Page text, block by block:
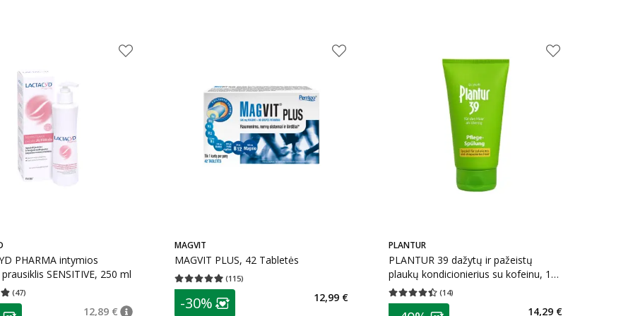
intymios
higienos prausiklis SENSITIVE, 250 ml
(47) 4.85
12,89 €
MAGVIT
MAGVIT PLUS, 42 Tabletės
(115)
Vidutinis įvertinimas 4.95
patarimas
Lojalumo klubo narių nuolaida:
-30% 12,99 €
PLANTUR
PLANTUR 39 dažytų ir pažeistų
plaukų kondicionierius su kofeinu, 150
ml
(14)
Vidutinis įvertinimas 4.43
patarimas 14,29 €